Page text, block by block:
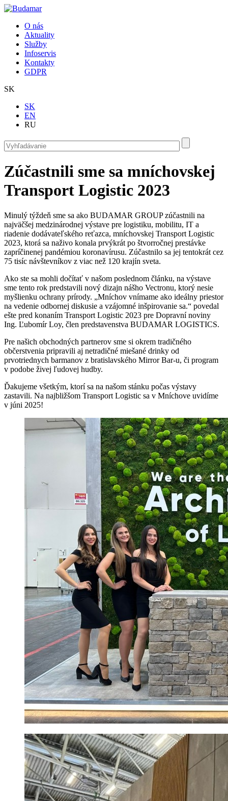
Skočiť na hlavný obsah
O nás
Aktuality
Služby
Infoservis
Kontakty
GDPR
SK
SK
EN
RU
Vyhľadávanie
Vyhľadávanie
Zúčastnili sme sa mníchovskej
Transport Logistic 2023
Minulý týždeň sme sa ako BUDAMAR GROUP zúčastnili na
najväčšej medzinárodnej výstave pre logistiku, mobilitu, IT a
riadenie dodávateľského reťazca, mníchovskej Transport Logistic
2023, ktorá sa naživo konala prvýkrát po štvorročnej prestávke
zapríčinenej pandémiou koronavírusu. Zúčastnilo sa jej tentokrát cez
75 tisíc návštevníkov z viac než 120 krajín sveta.
Ako ste sa mohli dočítať v našom poslednom článku, na výstave
sme tento rok predstavili nový dizajn nášho Vectronu, ktorý nesie
myšlienku ochrany prírody. „Mníchov vnímame ako ideálny priestor
na vedenie odbornej diskusie a vzájomné inšpirovanie sa.“ povedal
ešte pred konaním Transport Logistic 2023 pre Dopravní noviny
Ing. Ľubomír Loy, člen predstavenstva BUDAMAR LOGISTICS.
Pre našich obchodných partnerov sme si okrem tradičného
občerstvenia pripravili aj netradičné miešané drinky od
prvotriednych barmanov z bratislavského Mirror Bar-u, či program
v podobe živej ľudovej hudby.
Ďakujeme všetkým, ktorí sa na našom stánku počas výstavy
zastavili. Na najbližšom Transport Logistic sa v Mníchove uvidíme
v júni 2025!